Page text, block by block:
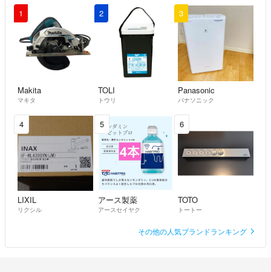
1
Makita
マキタ
2
TOLI
トウリ
3
Panasonic
パナソニック
4
LIXIL
リクシル
5
アース製薬
アースセイヤク
6
TOTO
トートー
その他の人気ブランドランキング